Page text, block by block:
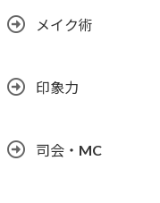
メイク術
印象力
司会・MC